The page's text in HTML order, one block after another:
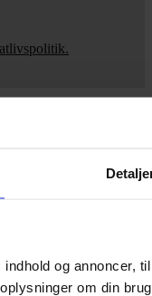
og annoncer,
om din
så skriv til